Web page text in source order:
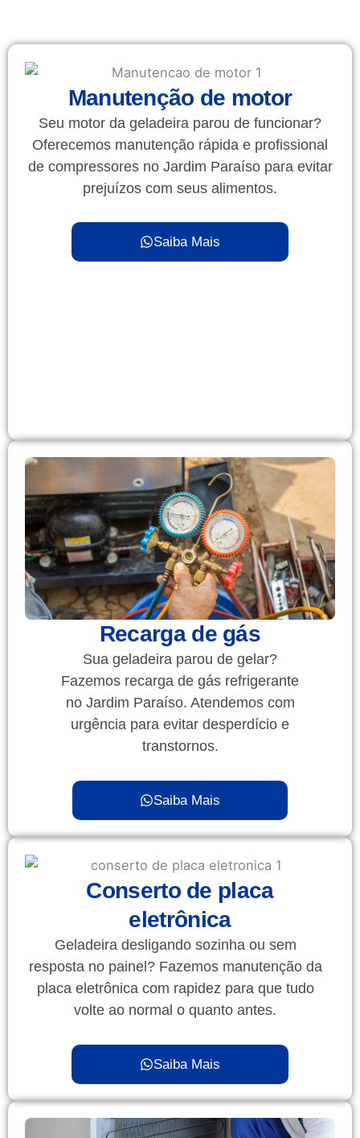
Manutenção de motor
Seu motor da geladeira parou de funcionar?
Oferecemos manutenção rápida e profissional
de compressores no Jardim Paraíso para evitar
prejuízos com seus alimentos.
Saiba Mais
Recarga de gás
Sua geladeira parou de gelar?
Fazemos recarga de gás refrigerante
no Jardim Paraíso. Atendemos com
urgência para evitar desperdício e
transtornos.
Saiba Mais
Conserto de placa
eletrônica
Geladeira desligando sozinha ou sem
resposta no painel? Fazemos manutenção da
placa eletrônica com rapidez para que tudo
volte ao normal o quanto antes.
Saiba Mais